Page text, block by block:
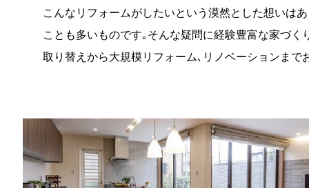
こんなリフォームがしたいという漠然とした想いは
ことも多いものです｡そんな疑問に経験豊富な家づく
取り替えから大規模リフォーム､リノベーションま